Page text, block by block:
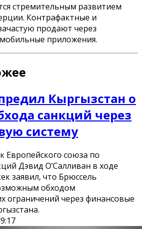
стремительным развитием
Контрафактные и
продают через
приложения.
Кыргызстан о
санкций через
систему
Европейского союза по
Дэвид О’Салливан в ходе
заявил, что Брюссель
обходом
ограничений через финансовые